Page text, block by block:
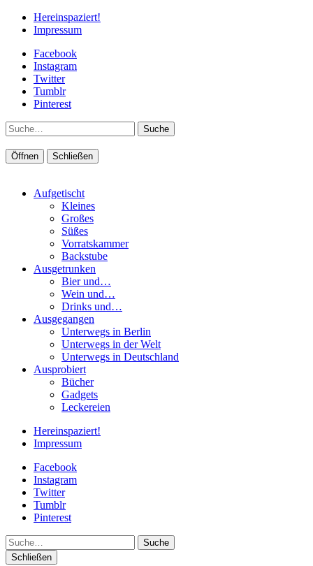
Hereinspaziert!
Impressum
Facebook
Instagram
Twitter
Tumblr
Pinterest
Suche
Öffnen Schließen
Aufgetischt
Kleines
Großes
Süßes
Vorratskammer
Backstube
Ausgetrunken
Bier und…
Wein und…
Drinks und…
Ausgegangen
Unterwegs in Berlin
Unterwegs in der Welt
Unterwegs in Deutschland
Ausprobiert
Bücher
Gadgets
Leckereien
Hereinspaziert!
Impressum
Facebook
Instagram
Twitter
Tumblr
Pinterest
Suche
Schließen